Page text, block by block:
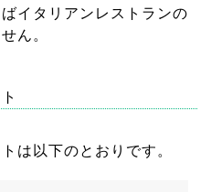
イタリアンレストランの
ん。
は以下のとおりです。